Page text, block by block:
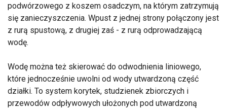
podwórzowego z koszem osadczym, na którym zatrzymują
się zanieczyszczenia. Wpust z jednej strony połączony jest
z rurą spustową, z drugiej zaś - z rurą odprowadzającą
wodę.
Wodę można też skierować do odwodnienia liniowego,
które jednocześnie uwolni od wody utwardzoną część
działki. To system korytek, studzienek zbiorczych i
przewodów odpływowych ułożonych pod utwardzoną